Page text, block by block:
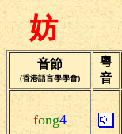
妨
音節
(香港語言學學會)
粵
音
fong4